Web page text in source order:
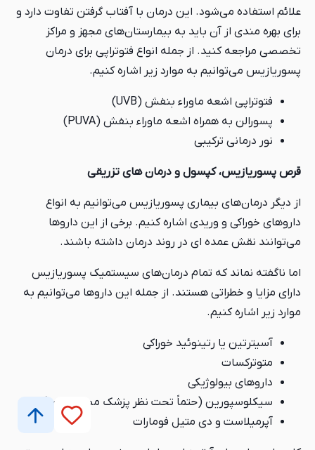
علائم استفاده می‌شود. این درمان با آفتاب گرفتن تفاوت دارد و
برای بهره مندی از آن باید به بیمارستان‌های مجهز و مراکز
تخصصی مراجعه کنید. از جمله انواع فتوتراپی برای درمان
پسوریازیس می‌توانیم به موارد زیر اشاره کنیم.
فتوتراپی اشعه ماوراء بنفش (UVB)
پسورالن به همراه اشعه ماوراء بنفش (PUVA)
نور درمانی ترکیبی
قرص پسوریازیس، کپسول و درمان های تزریقی
از دیگر درمان‌های بیماری پسوریازیس می‌توانیم به انواع
داروهای خوراکی و وریدی اشاره کنیم. برخی از این داروها
می‌توانند نقش عمده ای در روند درمان داشته باشند.
اما ناگفته نماند که تمام درمان‌های سیستمیک پسوریازیس
دارای مزایا و خطراتی هستند. از جمله این داروها می‌توانیم به
موارد زیر اشاره کنیم.
آسیترتین یا رتینوئید خوراکی
متوترکسات
داروهای بیولوژیکی
سیکلوسپورین (حتماً تحت نظر پزشک مصرف شود)
آپرمیلاست و دی متیل فومارات